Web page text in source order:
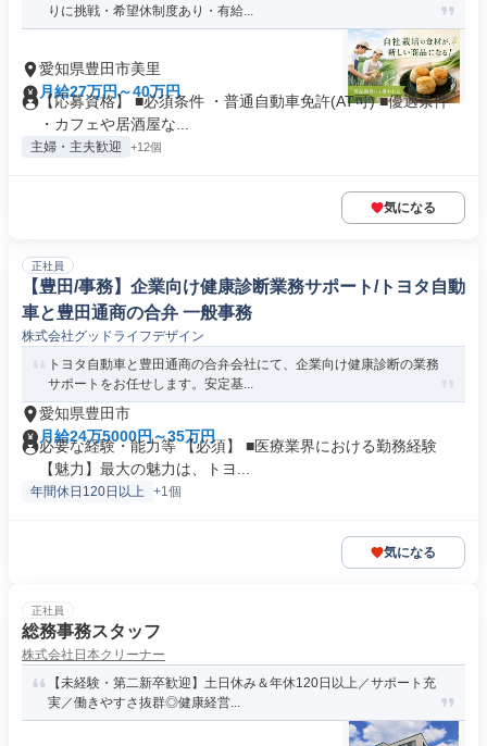
りに挑戦・希望休制度あり・有給...
愛知県豊田市美里
月給27万円～40万円
【応募資格】 ■必須条件 ・普通自動車免許(AT可) ■優遇条件
・カフェや居酒屋な...
主婦・主夫歓迎 +12個
気になる
正社員
【豊田/事務】企業向け健康診断業務サポート/トヨタ自動
車と豊田通商の合弁 一般事務
株式会社グッドライフデザイン
トヨタ自動車と豊田通商の合弁会社にて、企業向け健康診断の業務
サポートをお任せします。安定基...
愛知県豊田市
月給24万5000円～35万円
必要な経験・能力等 【必須】 ■医療業界における勤務経験
【魅力】最大の魅力は、トヨ...
年間休日120日以上 +1個
気になる
正社員
総務事務スタッフ
株式会社日本クリーナー
【未経験・第二新卒歓迎】土日休み＆年休120日以上／サポート充
実／働きやすさ抜群◎健康経営...